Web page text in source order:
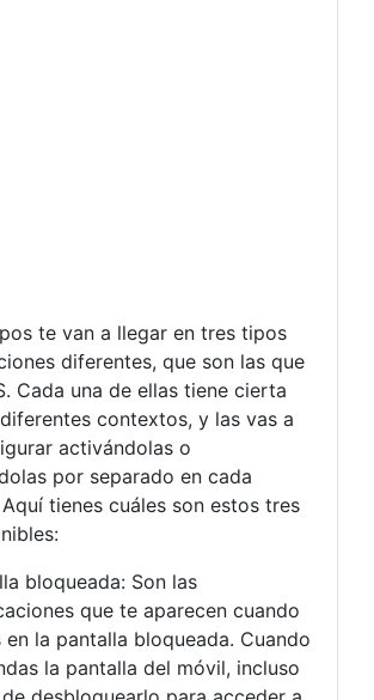
te van a llegar en tres tipos
diferentes, que son las que
Cada una de ellas tiene cierta
contextos, y las vas a
activándolas o
por separado en cada
tienes cuáles son estos tres
bloqueada: Son las
que te aparecen cuando
en la pantalla bloqueada. Cuando
la pantalla del móvil, incluso